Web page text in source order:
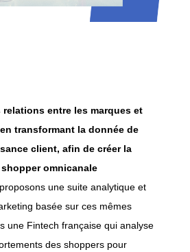
relations entre les marques et
transformant la donnée de
client, afin de créer la
omnicanale
une suite analytique et
basée sur ces mêmes
une Fintech française qui analyse
des shoppers pour